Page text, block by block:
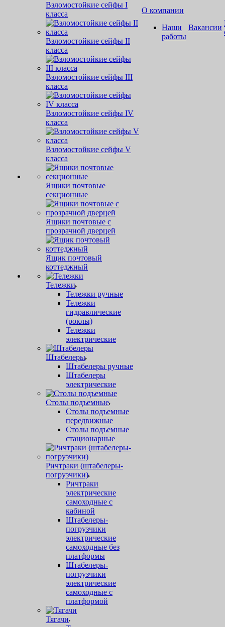
Взломостойкие сейфы I
класса
Взломостойкие сейфы II
класса
Взломостойкие сейфы III
класса
Взломостойкие сейфы IV
класса
Взломостойкие сейфы V
класса
Ящики почтовые
секционные
Ящики почтовые с
прозрачной дверцей
Ящик почтовый
коттеджный
Тележки
Тележки ручные
Тележки
гидравлические
(роклы)
Тележки
электрические
Штабелеры
Штабелеры ручные
Штабелеры
электрические
Столы подъемные
Столы подъемные
передвижные
Столы подъемные
стационарные
Ричтраки (штабелеры-
погрузчики)
Ричтраки
электрические
самоходные с
кабиной
Штабелеры-
погрузчики
электрические
самоходные без
платформы
Штабелеры-
погрузчики
электрические
самоходные с
платформой
Тягачи
О компании
Наши
работы
Вакансии